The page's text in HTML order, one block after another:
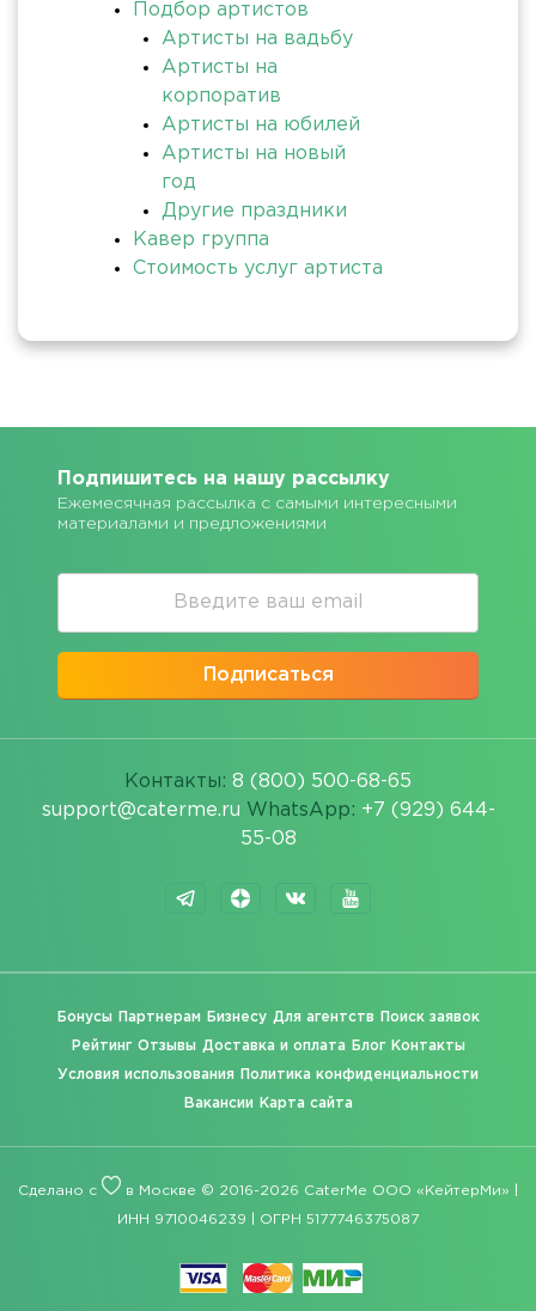
Подбор артистов
Артисты на вадьбу
Артисты на
корпоратив
Артисты на юбилей
Артисты на новый
год
Другие праздники
Кавер группа
Стоимость услуг артиста
Подпишитесь на нашу рассылку
Ежемесячная рассылка с самыми интересными
материалами и предложениями
Подписаться
Контакты: 8 (800) 500-68-65
support@caterme.ru WhatsApp: +7 (929) 644-
55-08
Бонусы Партнерам Бизнесу Для агентств Поиск заявок
Рейтинг Отзывы Доставка и оплата Блог Контакты
Условия использования Политика конфиденциальности
Вакансии Карта сайта
Сделано с в Москве © 2016-2026 CaterMe ООО «КейтерМи» |
ИНН 9710046239 | ОГРН 5177746375087